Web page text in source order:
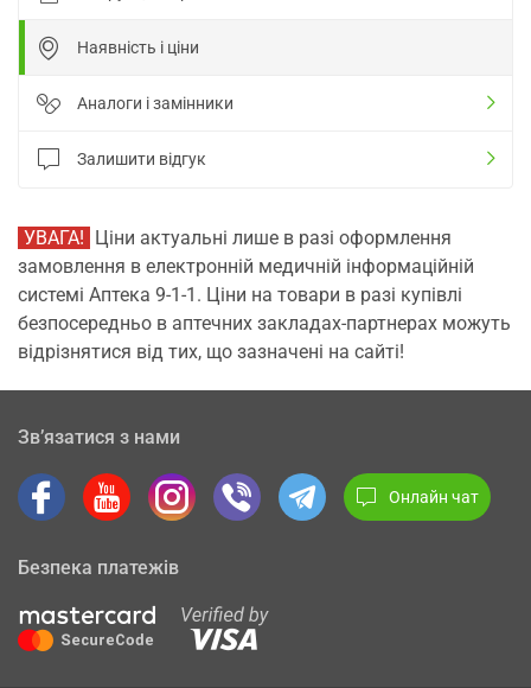
Наявність і ціни
Аналоги і замінники
Залишити відгук
УВАГА! Ціни актуальні лише в разі оформлення
замовлення в електронній медичній інформаційній
системі Аптека 9-1-1. Ціни на товари в разі купівлі
безпосередньо в аптечних закладах-партнерах можуть
відрізнятися від тих, що зазначені на сайті!
Зв’язатися з нами
Онлайн чат
Безпека платежів